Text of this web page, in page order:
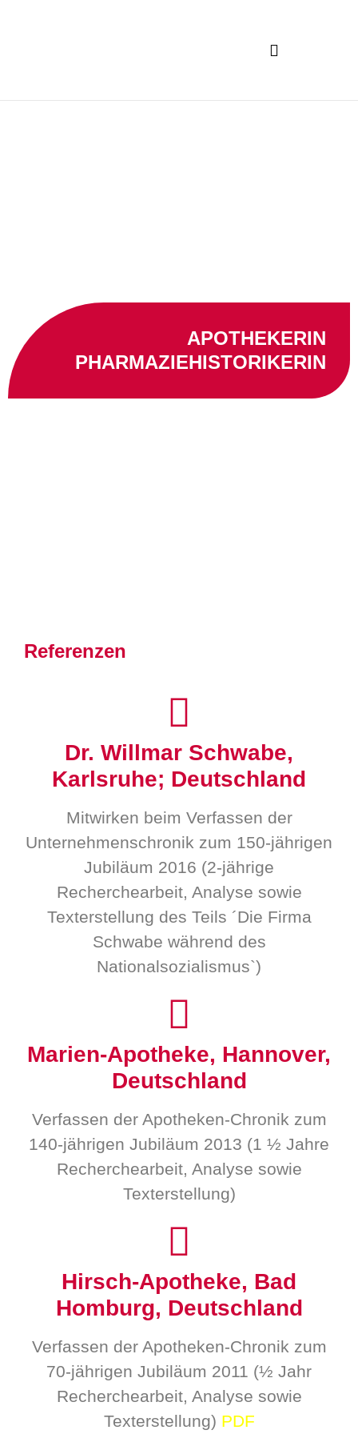
APOTHEKERIN
PHARMAZIEHISTORIKERIN
Referenzen
Dr. Willmar Schwabe,
Karlsruhe; Deutschland
Mitwirken beim Verfassen der
Unternehmenschronik zum 150-jährigen
Jubiläum 2016 (2-jährige
Recherchearbeit, Analyse sowie
Texterstellung des Teils ´Die Firma
Schwabe während des
Nationalsozialismus`)
Marien-Apotheke, Hannover,
Deutschland
Verfassen der Apotheken-Chronik zum
140-jährigen Jubiläum 2013 (1 ½ Jahre
Recherchearbeit, Analyse sowie
Texterstellung)
Hirsch-Apotheke, Bad
Homburg, Deutschland
Verfassen der Apotheken-Chronik zum
70-jährigen Jubiläum 2011 (½ Jahr
Recherchearbeit, Analyse sowie
Texterstellung) PDF